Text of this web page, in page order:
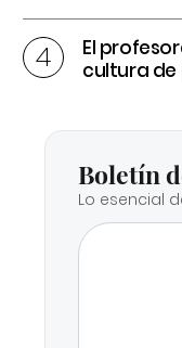
El
cultura
Boletín
Lo esencial